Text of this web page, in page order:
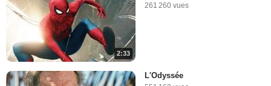
2:33
261 260 vues
L'Odyssée